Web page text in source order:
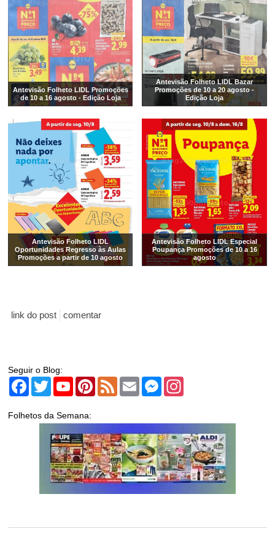
Antevisão Folheto LIDL Promoções
de 10 a 16 agosto - Edição Loja
Antevisão Folheto LIDL Bazar
Promoções de 10 a 20 agosto -
Edição Loja
Antevisão Folheto LIDL
Oportunidades Regresso às Aulas
Promoções a partir de 10 agosto
Antevisão Folheto LIDL Especial
Poupança Promoções de 10 a 16
agosto
link do post comentar
Seguir o Blog:
Facebook
TwitterYouTubePinterest
Feed Email Messenger
Folhetos da Semana: